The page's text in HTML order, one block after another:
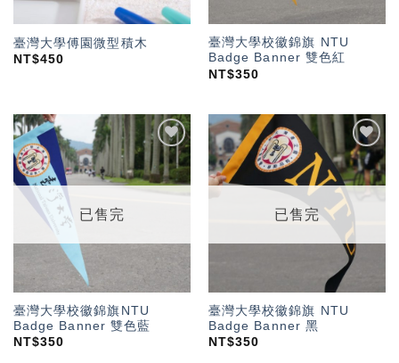
臺灣大學傅園微型積木
NT$450
臺灣大學校徽錦旗 NTU
Badge Banner 雙色紅
NT$350
加入
「願
望輕
已售完
臺灣大學校徽錦旗NTU
Badge Banner 雙色藍
NT$350
加入
「願
望輕
已售完
臺灣大學校徽錦旗 NTU
Badge Banner 黑
NT$350